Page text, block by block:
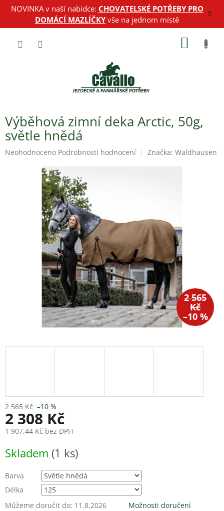
PřejítNOVINKA v naší nabídce: CHOVATELSKÉ POTŘEBY PRO
DOMÁCÍ MAZLÍČKYvše na jednom místě
Výběhová zimní deka Arctic, 50g,
světle hnědá
Průměrné
Neohodnoceno Podrobnosti hodnocení Značka: Waldhausen
2 565
Kč
–10 %
2 565 Kč –10 %
2 308 Kč
1 907,44 Kč bez DPH
cena:
Skladem (1 ks)
Barva
Délka
Můžeme doručit do: 11.8.2026 Možnosti doručení